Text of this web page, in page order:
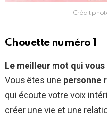
Crédit
Chouette numéro 1
Le meilleur mot qui
Vous êtes une personne
qui écoute votre voix
créer une vie et une